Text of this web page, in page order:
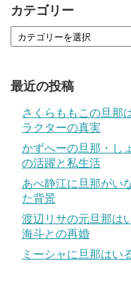
カテゴリー
最近の投稿
さくらももこの旦那
ラクターの真実
かずへーの旦那・し
の活躍と私生活
あべ静江に旦那がい
た背景
渡辺リサの元旦那は
海斗との再婚
ミーシャに旦那はい